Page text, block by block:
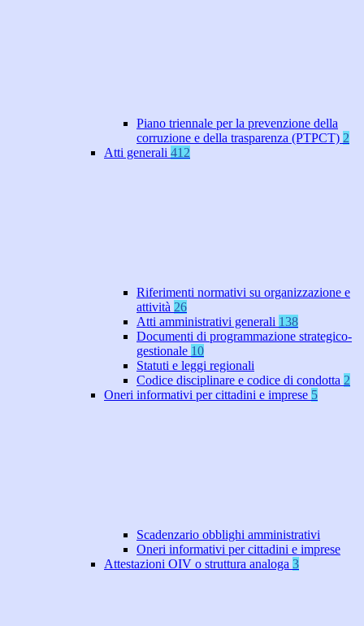
Piano triennale per la prevenzione della
corruzione e della trasparenza (PTPCT) 2
Atti generali 412
Riferimenti normativi su organizzazione e
attività 26
Atti amministrativi generali 138
Documenti di programmazione strategico-
gestionale 10
Statuti e leggi regionali
Codice disciplinare e codice di condotta 2
Oneri informativi per cittadini e imprese 5
Scadenzario obblighi amministrativi
Oneri informativi per cittadini e imprese
Attestazioni OIV o struttura analoga 3